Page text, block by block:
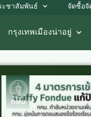
ะชาสัมพันธ์ จัดซื้อจั
กรุงเทพเมืองน่าอยู่